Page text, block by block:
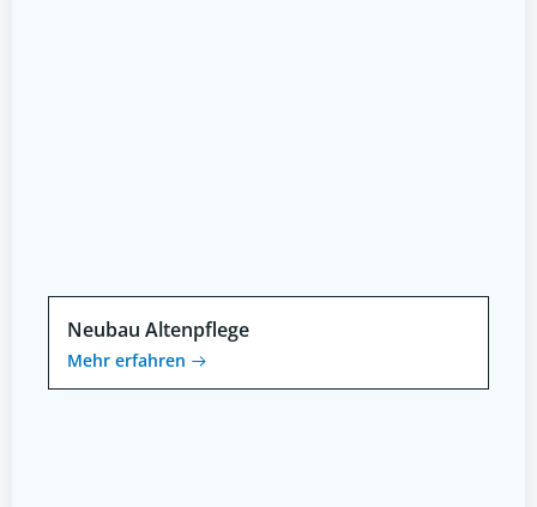
Neubau Altenpflege
Mehr erfahren